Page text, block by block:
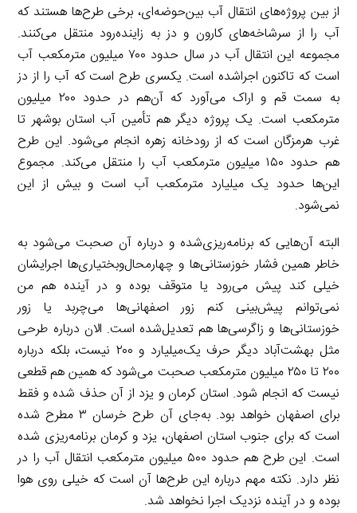
از بین پروژه‌های انتقال آب بین‌حوضه‌ای، برخی طرح‌ها هستند که
آب را از سرشاخه‌های کارون و دز به زاینده‌رود منتقل می‌کنند.
مجموعه این انتقال آب در سال حدود ۷۰۰ میلیون مترمکعب آب
است که تاکنون اجراشده است. یکسری طرح است که آب را از دز
به سمت قم و اراک می‌آورد که آن‌هم در حدود ۲۰۰ میلیون
مترمکعب است. یک پروژه دیگر هم تأمین آب استان بوشهر تا
غرب هرمزگان است که از رودخانه زهره انجام می‌شود. این طرح
هم حدود ۱۵۰ میلیون مترمکعب آب را منتقل می‌کند. مجموع
این‌ها حدود یک میلیارد مترمکعب آب است و بیش از این
نمی‌شود.
البته آن‌هایی که برنامه‌ریزی‌شده و درباره آن صحبت می‌شود به
خاطر همین فشار خوزستانی‌ها و چهارمحال‌وبختیاری‌ها اجرایشان
خیلی کند پیش می‌رود یا متوقف بوده و در آینده هم من
نمی‌توانم پیش‌بینی کنم زور اصفهانی‌ها می‌چربد یا زور
خوزستانی‌ها و زاگرسی‌ها هم تعدیل‌شده است. الان درباره طرحی
مثل بهشت‌آباد دیگر حرف یک‌میلیارد و ۲۰۰ نیست، بلکه درباره
۲۰۰ تا ۲۵۰ میلیون مترمکعب صحبت می‌شود که همین هم قطعی
نیست که انجام شود. استان کرمان و یزد از آن حذف شده و فقط
برای اصفهان خواهد بود. به‌جای آن طرح خرسان ۳ مطرح شده
است که برای جنوب استان اصفهان، یزد و کرمان برنامه‌ریزی شده
است. این طرح هم حدود ۵۰۰ میلیون مترمکعب انتقال آب را در
نظر دارد. نکته مهم درباره این طرح‌ها آن است که خیلی روی هوا
بوده و در آینده نزدیک اجرا نخواهد شد.